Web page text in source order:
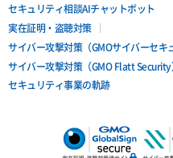
セキュリティ相談AIチャットボット
実在証明・盗聴対策
サイバー攻撃対策（GMOサイバーセキ
サイバー攻撃対策（GMO Flatt Security
セキュリティ事業の軌跡